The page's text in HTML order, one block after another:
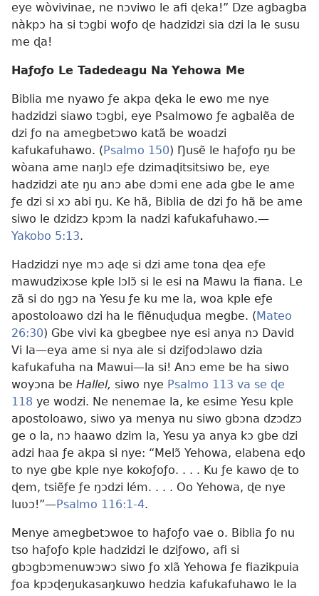
eye wòvivinae, ne nɔviwo le afi ɖeka!” Dze agbagba
nàkpɔ ha si tɔgbi woƒo ɖe hadzidzi sia dzi la le susu
me ɖa!
Haƒoƒo Le Tadedeagu Na Yehowa Me
Biblia me nyawo ƒe akpa ɖeka le ewo me nye
hadzidzi siawo tɔgbi, eye Psalmowo ƒe agbalẽa de
dzi ƒo na amegbetɔwo katã be woadzi
kafukafuhawo. (Psalmo 150) Ŋusẽ le haƒoƒo ŋu be
wòana ame naŋlɔ eƒe dzimaɖitsitsiwo be, eye
hadzidzi ate ŋu anɔ abe dɔmi ene ada gbe le ame
ƒe dzi si xɔ abi ŋu. Ke hã, Biblia de dzi ƒo hã be ame
siwo le dzidzɔ kpɔm la nadzi kafukafuhawo.—
Yakobo 5:13.
Hadzidzi nye mɔ aɖe si dzi ame tona ɖea eƒe
mawudzixɔse kple lɔlɔ̃ si le esi na Mawu la fiana. Le
zã si do ŋgɔ na Yesu ƒe ku me la, woa kple eƒe
apostoloawo dzi ha le fiẽnuɖuɖua megbe. (Mateo
26:30) Gbe vivi ka gbegbee nye esi anya nɔ David
Vi la—eya ame si nya ale si dziƒodɔlawo dzia
kafukafuha na Mawui—la si! Anɔ eme be ha siwo
woyɔna be Hallel, siwo nye Psalmo 113 va se ɖe
118 ye wodzi. Ne nenemae la, ke esime Yesu kple
apostoloawo, siwo ya menya nu siwo gbɔna dzɔdzɔ
ge o la, nɔ haawo dzim la, Yesu ya anya kɔ gbe dzi
adzi haa ƒe akpa si nye: “Melɔ̃ Yehowa, elabena eɖo
to nye gbe kple nye kokoƒoƒo. . . . Ku ƒe kawo ɖe to
ɖem, tsiẽƒe ƒe ŋɔdzi lém. . . . Oo Yehowa, ɖe nye
luʋɔ!”—Psalmo 116:1-4.
Menye amegbetɔwoe to haƒoƒo vae o. Biblia ƒo nu
tso haƒoƒo kple hadzidzi le dziƒowo, afi si
gbɔgbɔmenuwɔwɔ siwo ƒo xlã Yehowa ƒe fiazikpuia
ƒoa kpɔɖeŋukasaŋkuwo hedzia kafukafuhawo le la